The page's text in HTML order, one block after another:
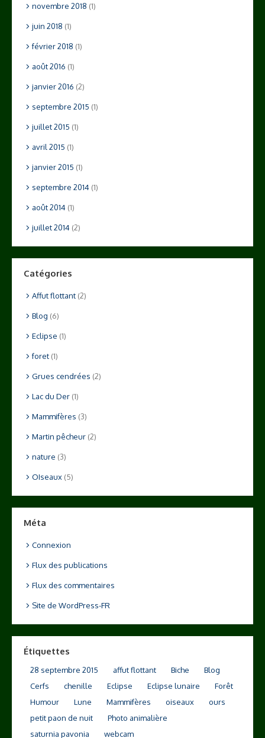
novembre 2018 (1)
juin 2018 (1)
février 2018 (1)
août 2016 (1)
janvier 2016 (2)
septembre 2015 (1)
juillet 2015 (1)
avril 2015 (1)
janvier 2015 (1)
septembre 2014 (1)
août 2014 (1)
juillet 2014 (2)
Catégories
Affut flottant (2)
Blog (6)
Eclipse (1)
foret (1)
Grues cendrées (2)
Lac du Der (1)
Mammifères (3)
Martin pêcheur (2)
nature (3)
OIseaux (5)
Méta
Connexion
Flux des publications
Flux des commentaires
Site de WordPress-FR
Étiquettes
28 septembre 2015 affut flottant Biche
Blog
Cerfs
chenille Eclipse Eclipse lunaire
Forêt
Humour
Lune Mammifères oiseaux
ours
petit paon de nuit
Photo animalière
saturnia pavonia
webcam